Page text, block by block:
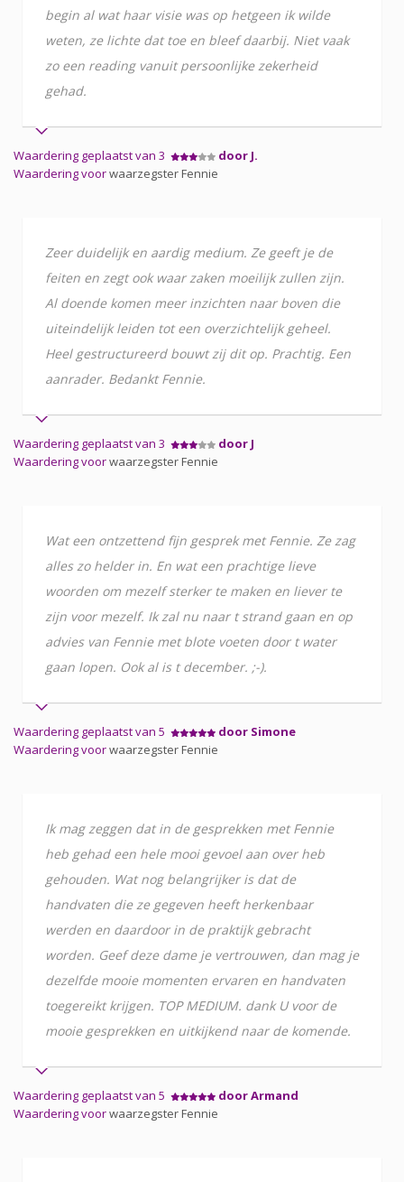
begin al wat haar visie was op hetgeen ik wilde
weten, ze lichte dat toe en bleef daarbij. Niet vaak
zo een reading vanuit persoonlijke zekerheid
gehad.
Waardering geplaatst van 3
door J.
Waardering voorwaarzegster Fennie
Zeer duidelijk en aardig medium. Ze geeft je de
feiten en zegt ook waar zaken moeilijk zullen zijn.
Al doende komen meer inzichten naar boven die
uiteindelijk leiden tot een overzichtelijk geheel.
Heel gestructureerd bouwt zij dit op. Prachtig. Een
aanrader. Bedankt Fennie.
Waardering geplaatst van 3
door J
Waardering voorwaarzegster Fennie
Wat een ontzettend fijn gesprek met Fennie. Ze zag
alles zo helder in. En wat een prachtige lieve
woorden om mezelf sterker te maken en liever te
zijn voor mezelf. Ik zal nu naar t strand gaan en op
advies van Fennie met blote voeten door t water
gaan lopen. Ook al is t december. ;-).
Waardering geplaatst van 5
door Simone
Waardering voorwaarzegster Fennie
Ik mag zeggen dat in de gesprekken met Fennie
heb gehad een hele mooi gevoel aan over heb
gehouden. Wat nog belangrijker is dat de
handvaten die ze gegeven heeft herkenbaar
werden en daardoor in de praktijk gebracht
worden. Geef deze dame je vertrouwen, dan mag je
dezelfde mooie momenten ervaren en handvaten
toegereikt krijgen. TOP MEDIUM. dank U voor de
mooie gesprekken en uitkijkend naar de komende.
Waardering geplaatst van 5
door Armand
Waardering voorwaarzegster Fennie